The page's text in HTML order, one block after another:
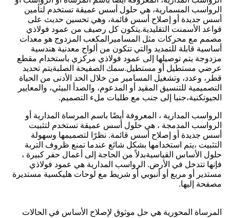
الرواسب المسمارية، هي حلول أسس عميقة تستخدم لتأمين
أسس جديدة أو إصلاح أسس قائمة، وهي تحسين حديث على
قواعد الأسمنت التقليدية.يتكون كل رصيف من عمود فولاذي
مصمم مع محركات مثل المساميرالمكعب المزدوج هو معدات
أساسية قابلة للتمديد والتي تتكون من ألواح معدنية هندسية
مزدوجة يتم توصيلها إلى عمود فولاذي مركزي باستخدام مقطع
عرضي مستطيل أو مستطيل.سمك الصفيحة الصلبةيتم تحديد
قطر، وعدد، وتشغيل المسامير من خلال الحد الأدنى من الحياة
التصميمية للتنسيق المقيد أو المدعوم، والصدأ البيئي، والمعايير
الجيوتكنية،جنبا إلى جنب مع طلبات ملء التصميم.
الرواسب المدارية ، المعروفة أيضًا باسم المرساة المدارية أو
الرواسب المدمجة ، هي حلول أسس عميقة تستخدم لتثبيت
أسس جديدة أو إصلاح أسس قائمة. نظرًا لتصميمها وسهولة
التثبيت ،يتم استخدامها بشكل شائع عندما تمنع ظروف التربة
حلول الأساس القياسيةبدلاً من الحاجة إلى أعمال حفر كبيرة ،
فإنها تتدخل في الأرض. الرواسب المدارية هي عمود فولاذي
مستدير أو مربع أو أنبوبي أو شريط مع لوحات هليكسية مستديرة
مصفحة إليها.
المرساة المحورية هي حل موثوق لإصلاح الأساس في الحالات